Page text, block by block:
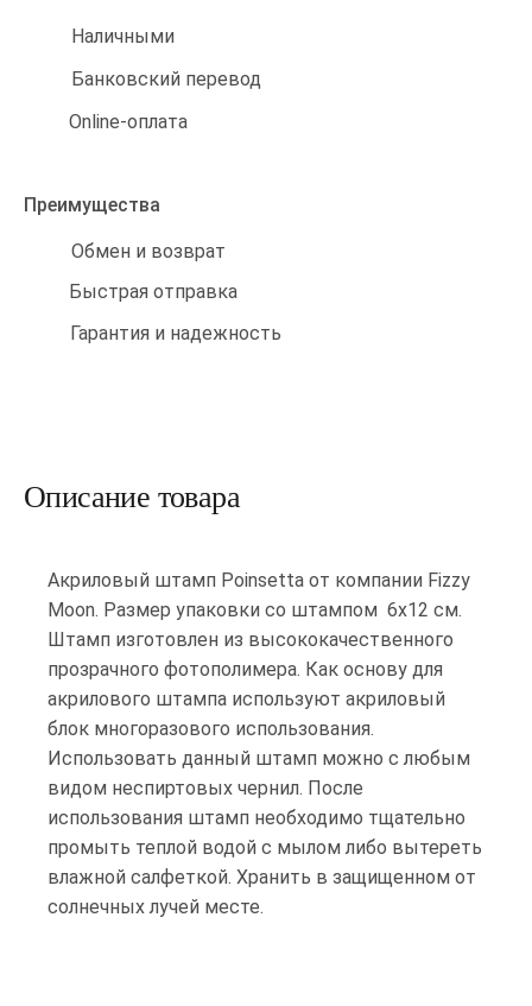
Наличными
Банковский перевод
Online-оплата
Преимущества
Обмен и возврат
Быстрая отправка
Гарантия и надежность
Описание товара
Акриловый штамп Poinsetta от компании Fizzy
Moon. Размер упаковки со штампом 6х12 см.
Штамп изготовлен из высококачественного
прозрачного фотополимера. Как основу для
акрилового штампа используют акриловый
блок многоразового использования.
Использовать данный штамп можно с любым
видом неспиртовых чернил. После
использования штамп необходимо тщательно
промыть теплой водой с мылом либо вытереть
влажной салфеткой. Хранить в защищенном от
солнечных лучей месте.